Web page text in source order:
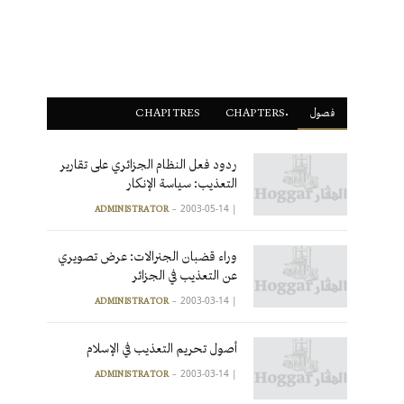
فصول CHAPITRES
ردود فعل النظام الجزائري على تقارير
التعذيب: سياسة الإنكار
|
ADMINISTRATOR 2003-05-14
وراء قضبان الجنرالات: عرض تصويري
عن التعذيب في الجزائر
|
ADMINISTRATOR 2003-03-14
أصول تحريم التعذيب في الإسلام
|
ADMINISTRATOR 2003-03-14